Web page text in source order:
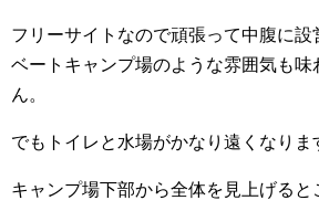
フリーサイトなので頑張って中腹に設
ベートキャンプ場のような雰囲気も味
ん。
でもトイレと水場がかなり遠くなりま
キャンプ場下部から全体を見上げると